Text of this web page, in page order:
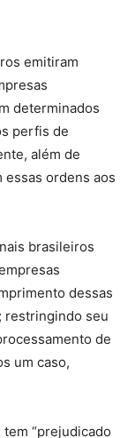
emitiram
determinados
perfis de
além de
ordens aos
brasileiros
dessas
restringindo seu
de
um caso,
“prejudicado